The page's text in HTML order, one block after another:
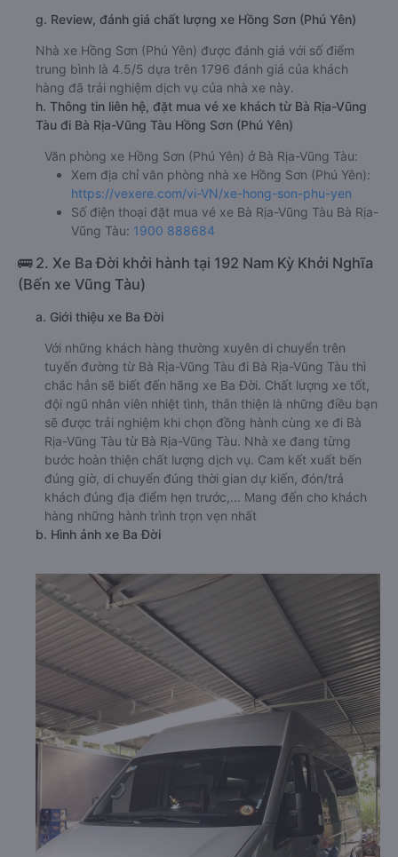
g. Review, đánh giá chất lượng xe Hồng Sơn (Phú Yên)
Nhà xe Hồng Sơn (Phú Yên) được đánh giá với số điểm
trung bình là 4.5/5 dựa trên 1796 đánh giá của khách
hàng đã trải nghiệm dịch vụ của nhà xe này.
h. Thông tin liên hệ, đặt mua vé xe khách từ Bà Rịa-Vũng
Tàu đi Bà Rịa-Vũng Tàu Hồng Sơn (Phú Yên)
Văn phòng xe Hồng Sơn (Phú Yên) ở Bà Rịa-Vũng Tàu:
Xem địa chỉ văn phòng nhà xe Hồng Sơn (Phú Yên):
https://vexere.com/vi-VN/xe-hong-son-phu-yen
Số điện thoại đặt mua vé xe Bà Rịa-Vũng Tàu Bà Rịa-
Vũng Tàu: 1900 888684
🚌 2. Xe Ba Đời khởi hành tại 192 Nam Kỳ Khởi Nghĩa
(Bến xe Vũng Tàu)
a. Giới thiệu xe Ba Đời
Với những khách hàng thường xuyên di chuyển trên
tuyến đường từ Bà Rịa-Vũng Tàu đi Bà Rịa-Vũng Tàu thì
chắc hẳn sẽ biết đến hãng xe Ba Đời. Chất lượng xe tốt,
đội ngũ nhân viên nhiệt tình, thân thiện là những điều bạn
sẽ được trải nghiệm khi chọn đồng hành cùng xe đi Bà
Rịa-Vũng Tàu từ Bà Rịa-Vũng Tàu. Nhà xe đang từng
bước hoàn thiện chất lượng dịch vụ. Cam kết xuất bến
đúng giờ, di chuyển đúng thời gian dự kiến, đón/trả
khách đúng địa điểm hẹn trước,... Mang đến cho khách
hàng những hành trình trọn vẹn nhất
b. Hình ảnh xe Ba Đời